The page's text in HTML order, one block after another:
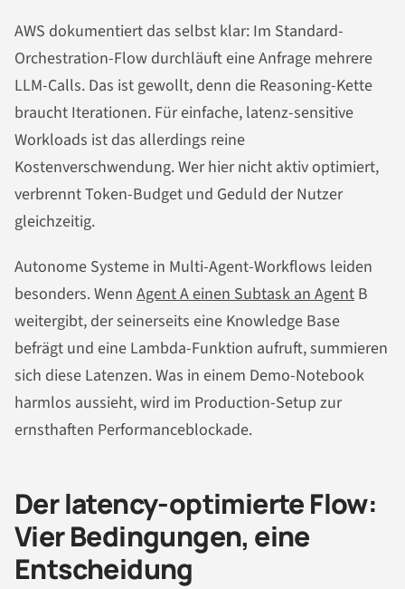
AWS dokumentiert das selbst klar: Im Standard-
Orchestration-Flow durchläuft eine Anfrage mehrere
LLM-Calls. Das ist gewollt, denn die Reasoning-Kette
braucht Iterationen. Für einfache, latenz-sensitive
Workloads ist das allerdings reine
Kostenverschwendung. Wer hier nicht aktiv optimiert,
verbrennt Token-Budget und Geduld der Nutzer
gleichzeitig.
Autonome Systeme in Multi-Agent-Workflows leiden
besonders. Wenn Agent A einen Subtask an Agent B
weitergibt, der seinerseits eine Knowledge Base
befrägt und eine Lambda-Funktion aufruft, summieren
sich diese Latenzen. Was in einem Demo-Notebook
harmlos aussieht, wird im Production-Setup zur
ernsthaften Performanceblockade.
Der latency-optimierte Flow:
Vier Bedingungen, eine
Entscheidung